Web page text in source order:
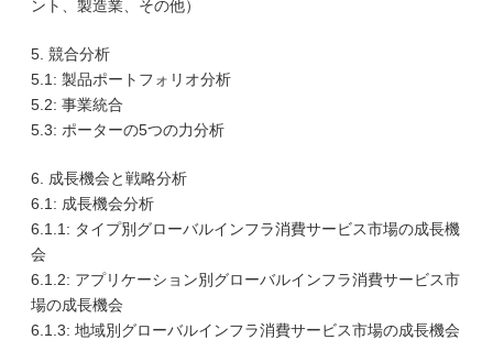
ント、製造業、その他）
5. 競合分析
5.1: 製品ポートフォリオ分析
5.2: 事業統合
5.3: ポーターの5つの力分析
6. 成長機会と戦略分析
6.1: 成長機会分析
6.1.1: タイプ別グローバルインフラ消費サービス市場の成長機
会
6.1.2: アプリケーション別グローバルインフラ消費サービス市
場の成長機会
6.1.3: 地域別グローバルインフラ消費サービス市場の成長機会